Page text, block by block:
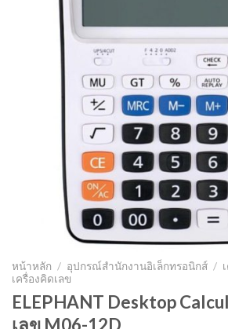
หน้าหลัก / อุปกรณ์สำนักงานอิเล็กทรอนิกส์ /
เครื่องคิดเลข
ELEPHANT Desktop